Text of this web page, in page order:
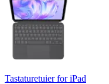
Tastaturetuier for iPad